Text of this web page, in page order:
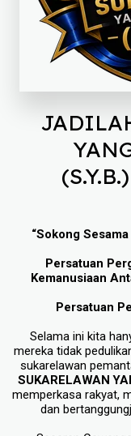
“Sokong
Persatuan
Kemanusiaan
Persatuan
Selama ini kita
mereka tidak
sukarelawan
SUKARELAWAN
memperkasa rakyat,
dan